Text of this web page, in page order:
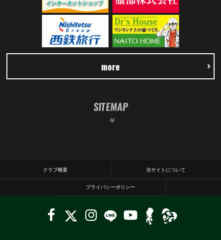
more
SITEMAP
クラブ概要 当サイトについて
プライバシーポリシー